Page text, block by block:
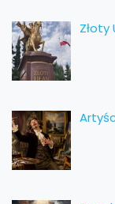
Złoty